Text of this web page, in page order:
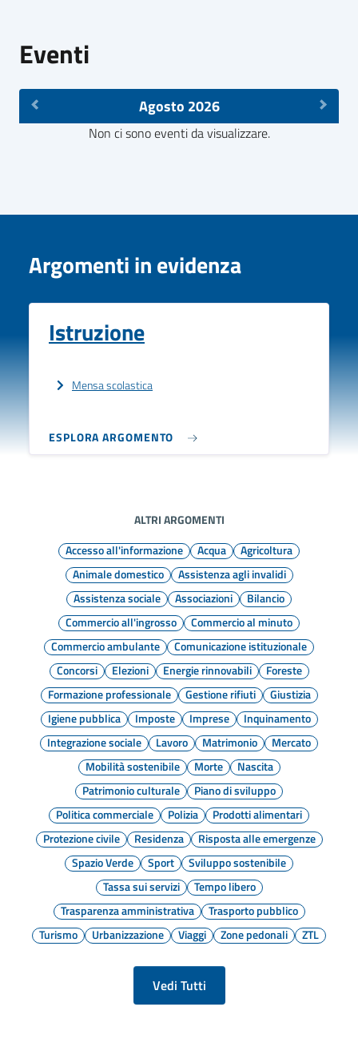
Eventi
Agosto 2026
Non ci sono eventi da visualizzare.
Argomenti in evidenza
Istruzione
Mensa scolastica
ESPLORA ARGOMENTO
ALTRI ARGOMENTI
Accesso all'informazione
Acqua
Agricoltura
Animale domestico
Assistenza agli invalidi
Assistenza sociale
Associazioni
Bilancio
Commercio all'ingrosso
Commercio al minuto
Commercio ambulante
Comunicazione istituzionale
Concorsi
Elezioni Energie rinnovabili
Foreste
Formazione professionale
Gestione rifiuti
Giustizia
Igiene pubblica
Imposte Imprese
Inquinamento
Integrazione sociale
Lavoro Matrimonio
Mercato
Mobilità sostenibile
Morte
Nascita
Patrimonio culturale
Piano di sviluppo
Politica commerciale
Polizia
Prodotti alimentari
Protezione civile
Residenza
Risposta alle emergenze
Spazio Verde
Sport
Sviluppo sostenibile
Tassa sui servizi
Tempo libero
Trasparenza amministrativa
Trasporto pubblico
Turismo
Urbanizzazione Viaggi Zone pedonali ZTL
Vedi Tutti